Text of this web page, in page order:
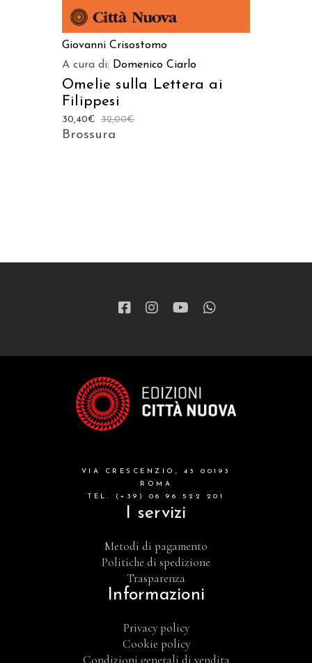
Giovanni Crisostomo
A cura di: Domenico Ciarlo
Omelie sulla Lettera ai
Filippesi
32,00€
30,40€
Brossura
VIA CRESCENZIO, 43 00193
ROMA
TEL. (+39) 06 96 522 201
I servizi
Metodi di pagamento
Politiche di spedizione
Trasparenza
Informazioni
Privacy policy
Cookie policy